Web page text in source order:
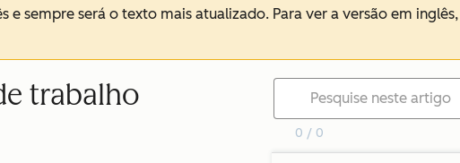
e sempre será o texto mais atualizado. Para ver a versão em inglês,
trabalho
0 / 0